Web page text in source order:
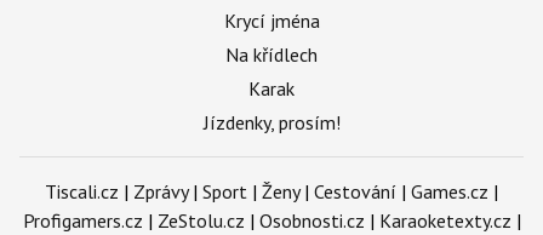
Krycí jména
Na křídlech
Karak
Jízdenky, prosím!
Tiscali.cz | Zprávy| Sport | Ženy| Cestování | Games.cz |
Profigamers.cz | ZeStolu.cz | Osobnosti.cz | Karaoketexty.cz |